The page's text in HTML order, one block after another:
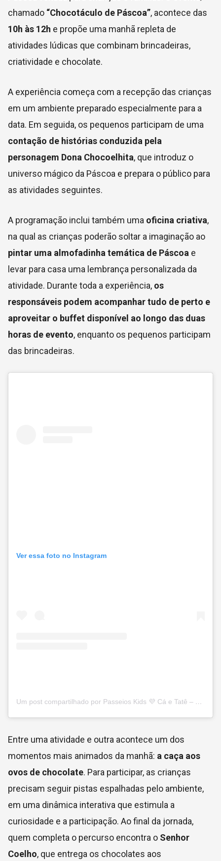
chamado “Chocotáculo de Páscoa”, acontece das
10h às 12h e propõe uma manhã repleta de
atividades lúdicas que combinam brincadeiras,
criatividade e chocolate.
A experiência começa com a recepção das crianças
em um ambiente preparado especialmente para a
data. Em seguida, os pequenos participam de uma
contação de histórias conduzida pela
personagem Dona Chocoelhita, que introduz o
universo mágico da Páscoa e prepara o público para
as atividades seguintes.
A programação inclui também uma oficina criativa,
na qual as crianças poderão soltar a imaginação ao
pintar uma almofadinha temática de Páscoa e
levar para casa uma lembrança personalizada da
atividade. Durante toda a experiência, os
responsáveis podem acompanhar tudo de perto e
aproveitar o buffet disponível ao longo das duas
horas de evento, enquanto os pequenos participam
das brincadeiras.
Ver essa foto no Instagram
Um post compartilhado por Passeios Kids 💜 Cá e Tatê – passeios e viagens em família (@passeioskids)
Entre uma atividade e outra acontece um dos
momentos mais animados da manhã: a caça aos
ovos de chocolate. Para participar, as crianças
precisam seguir pistas espalhadas pelo ambiente,
em uma dinâmica interativa que estimula a
curiosidade e a participação. Ao final da jornada,
quem completa o percurso encontra o Senhor
Coelho, que entrega os chocolates aos